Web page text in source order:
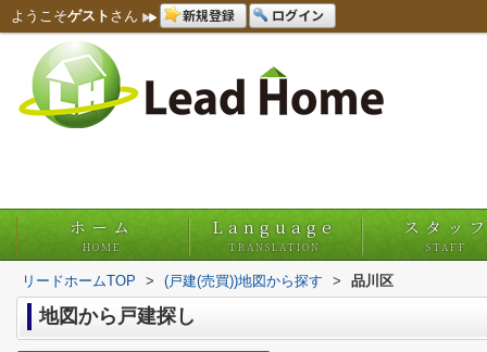
ようこそゲスト さん 新規登録 ログイン
ホーム
HOME
Language
TRANSLATION
スタッ
STAFF
リードホームTOP > (戸建(売買))地図から探す > 品川区
地図から戸建探し